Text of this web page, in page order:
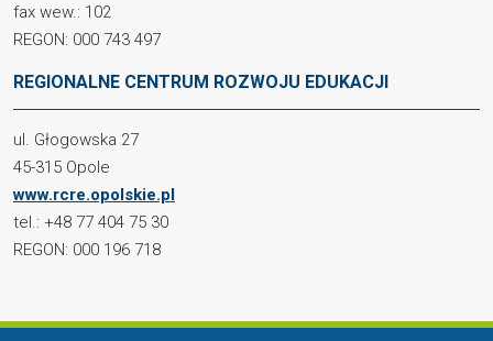
fax wew.: 102
REGON: 000 743 497
REGIONALNE CENTRUM ROZWOJU EDUKACJI
ul. Głogowska 27
45-315 Opole
www.rcre.opolskie.pl
tel.: +48 77 404 75 30
REGON: 000 196 718